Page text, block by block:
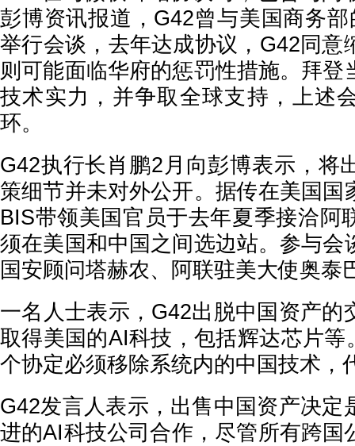
彭博资讯报道，G42曾与美国商务
举行会谈，去年达成协议，G42同意
则可能面临华府的惩罚性措施。拜登
技术实力，并争取全球支持，上述
环。
G42执行长肖鹏2月向彭博表示，将
策细节并未对外公开。据传在美国国
BIS带领美国官员于去年夏季接洽阿
须在美国和中国之间选边站。参与会
国安顾问塔赫农、阿联驻美大使奥泰
一名人士表示，G42出脱中国资产的
取得美国的AI科技，包括辉达芯片等
个协定必须移除系统内的中国技术，
G42发言人表示，出售中国资产决定
进的AI科技公司合作，尽管所有跨国